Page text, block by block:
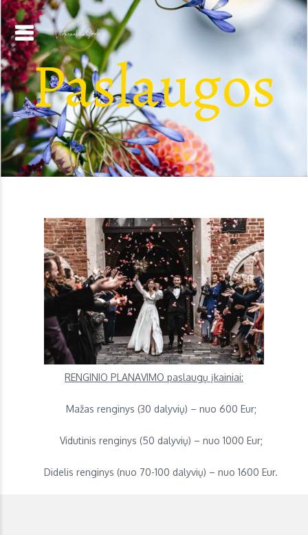
Paslaugos
RENGINIO PLANAVIMO paslaugų įkainiai:
Mažas renginys (30 dalyvių) – nuo 600 Eur;
Vidutinis renginys (50 dalyvių) – nuo 1000 Eur;
Didelis renginys (nuo 70-100 dalyvių) – nuo 1600 Eur.